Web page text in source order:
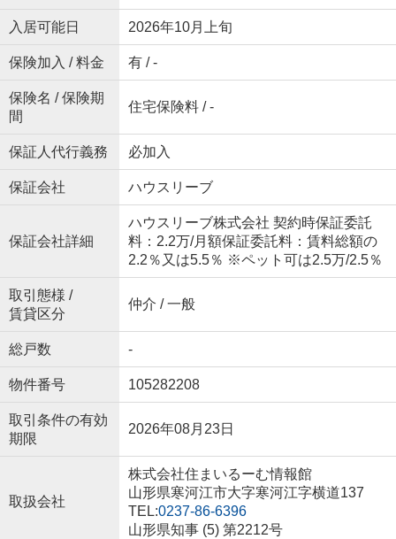
入居可能日 2026年10月上旬
保険加入 / 料金 有 / -
保険名 / 保険期
間
住宅保険料 / -
保証人代行義務 必加入
保証会社 ハウスリーブ
保証会社詳細
ハウスリーブ株式会社 契約時保証委託
料：2.2万/月額保証委託料：賃料総額の
2.2％又は5.5％ ※ペット可は2.5万/2.5％
取引態様 /
賃貸区分
仲介 / 一般
総戸数 -
物件番号 105282208
取引条件の有効
期限
2026年08月23日
取扱会社
株式会社住まいるーむ情報館
山形県寒河江市大字寒河江字横道137
TEL:0237-86-6396
山形県知事 (5) 第2212号